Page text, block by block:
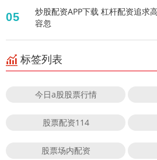
05
炒股配资APP下载 杠杆配资追求
容忽
标签列表
今日a股股票行情
股票配资114
股票场内配资